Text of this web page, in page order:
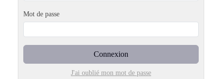
Mot de passe
Connexion
J'ai oublié mon mot de passe